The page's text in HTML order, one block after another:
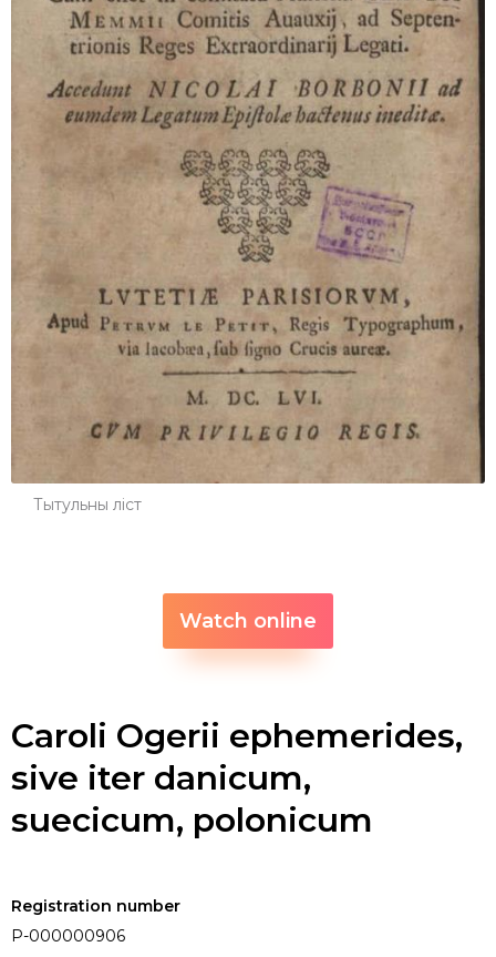
Тытульны ліст
Watch online
Caroli Ogerii ephemerides,
sive iter danicum,
suecicum, polonicum
Registration number
P-000000906